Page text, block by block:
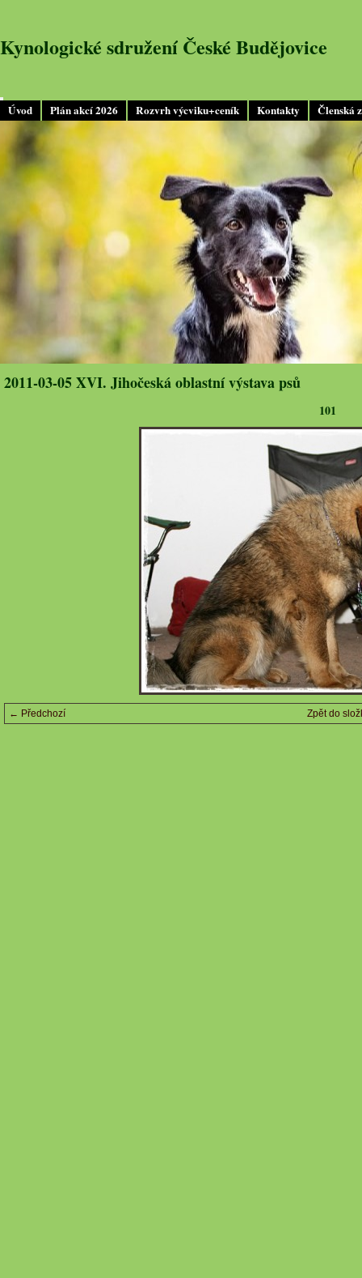
Úvod Plán akcí 2026 Rozvrh výcviku+ceník Kontakty Členská
Kynologické sdružení České Budějovice
2011-03-05 XVI. Jihočeská oblastní výstava psů
101
← Předchozí Zpět do